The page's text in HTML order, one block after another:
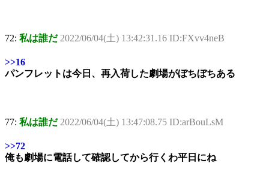
72: 私は誰だ 2022/06/04(土) 13:42:31.16 ID:FXvv4neB
>>16
パンフレットは今日、再入荷した劇場がぼちぼちある
77: 私は誰だ 2022/06/04(土) 13:47:08.75 ID:arBouLsM
>>72
俺も劇場に電話して確認してから行くわ平日にね